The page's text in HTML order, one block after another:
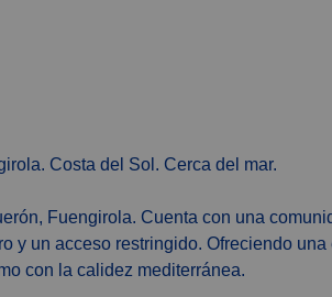
Costa del Sol. Cerca del mar.
Fuengirola. Cuenta con una
y un acceso restringido. Ofreciendo
con la calidez mediterránea.